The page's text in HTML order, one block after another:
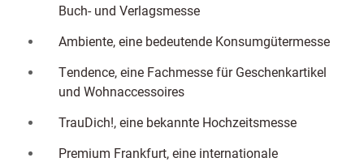
Buch- und Verlagsmesse
Ambiente, eine bedeutende Konsumgütermesse
Tendence, eine Fachmesse für Geschenkartikel
und Wohnaccessoires
TrauDich!, eine bekannte Hochzeitsmesse
Premium Frankfurt, eine internationale